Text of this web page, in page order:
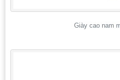
Giày cao nam